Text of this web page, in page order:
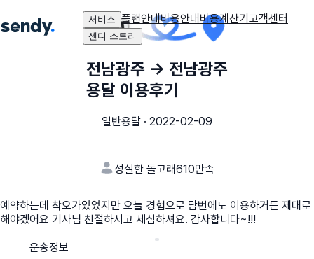
서비스 플랜안내비용안내비용계산기고객센터
센디 스토리
전남광주 → 전남광주
용달 이용후기
일반용달 · 2022-02-09
성실한 돌고래610만족
예약하는데 착오가있었지만 오늘 경험으로 담번에도 이용하거든 제대로
해야겠어요 기사님 친절하시고 세심하셔요. 감사합니다~!!!
운송정보